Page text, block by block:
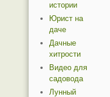
истории
Юрист на
даче
Дачные
хитрости
Видео для
садовода
Лунный